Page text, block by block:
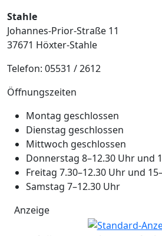
Stahle
Johannes-Prior-Straße 11
37671 Höxter-Stahle
Telefon: 05531 / 2612
Öffnungszeiten
Montag geschlossen
Dienstag geschlossen
Mittwoch geschlossen
Donnerstag 8–12.30 Uhr und
Freitag 7.30–12.30 Uhr und
Samstag 7–12.30 Uhr
Anzeige